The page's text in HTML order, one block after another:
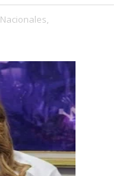
Nacionales,